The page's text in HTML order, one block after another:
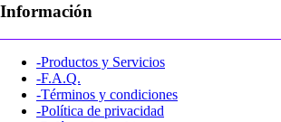
Información
-Productos y Servicios
-F.A.Q.
-Términos y condiciones
-Política de privacidad